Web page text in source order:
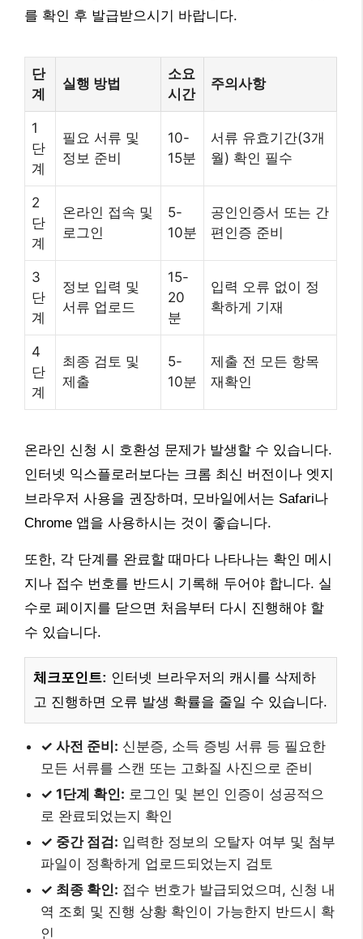
를 확인 후 발급받으시기 바랍니다.
단
계
실행 방법
소요
시간
주의사항
1
단
계
필요 서류 및
정보 준비
10-
15분
서류 유효기간(3개
월) 확인 필수
2
단
계
온라인 접속 및
로그인
5-
10분
공인인증서 또는 간
편인증 준비
3
단
계
정보 입력 및
서류 업로드
15-
20
분
입력 오류 없이 정
확하게 기재
4
단
계
최종 검토 및
제출
5-
10분
제출 전 모든 항목
재확인
온라인 신청 시 호환성 문제가 발생할 수 있습니다.
인터넷 익스플로러보다는 크롬 최신 버전이나 엣지
브라우저 사용을 권장하며, 모바일에서는 Safari나
Chrome 앱을 사용하시는 것이 좋습니다.
또한, 각 단계를 완료할 때마다 나타나는 확인 메시
지나 접수 번호를 반드시 기록해 두어야 합니다. 실
수로 페이지를 닫으면 처음부터 다시 진행해야 할
수 있습니다.
체크포인트: 인터넷 브라우저의 캐시를 삭제하
고 진행하면 오류 발생 확률을 줄일 수 있습니다.
✓ 사전 준비: 신분증, 소득 증빙 서류 등 필요한
모든 서류를 스캔 또는 고화질 사진으로 준비
✓ 1단계 확인: 로그인 및 본인 인증이 성공적으
로 완료되었는지 확인
✓ 중간 점검: 입력한 정보의 오탈자 여부 및 첨부
파일이 정확하게 업로드되었는지 검토
✓ 최종 확인: 접수 번호가 발급되었으며, 신청 내
역 조회 및 진행 상황 확인이 가능한지 반드시 확
인